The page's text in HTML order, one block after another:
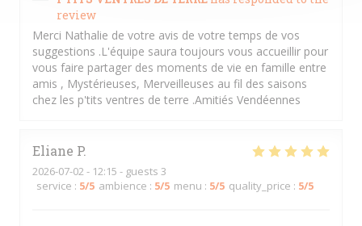
review
Merci Nathalie de votre avis de votre temps de vos
suggestions .L'équipe saura toujours vous accueillir pour
vous faire partager des moments de vie en famille entre
amis , Mystérieuses, Merveilleuses au fil des saisons
chez les p'tits ventres de terre .Amitiés Vendéennes
Eliane P
2026-07-02 - 12:15 - guests 3
service : 5/5 ambience : 5/5 menu : 5/5 quality_price : 5/5